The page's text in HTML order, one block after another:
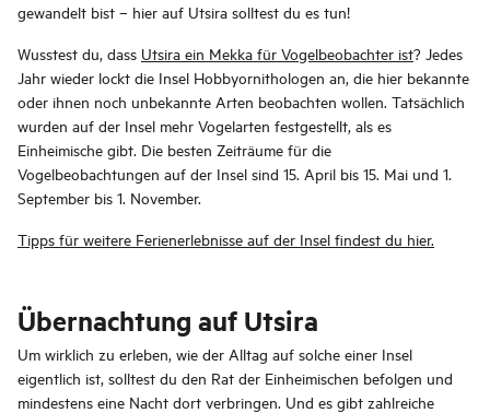
gewandelt bist – hier auf Utsira solltest du es tun!
Wusstest du, dass Utsira ein Mekka für Vogelbeobachter ist? Jedes
Jahr wieder lockt die Insel Hobbyornithologen an, die hier bekannte
oder ihnen noch unbekannte Arten beobachten wollen. Tatsächlich
wurden auf der Insel mehr Vogelarten festgestellt, als es
Einheimische gibt. Die besten Zeiträume für die
Vogelbeobachtungen auf der Insel sind 15. April bis 15. Mai und 1.
September bis 1. November.
Tipps für weitere Ferienerlebnisse auf der Insel findest du hier.
Übernachtung auf Utsira
Um wirklich zu erleben, wie der Alltag auf solche einer Insel
eigentlich ist, solltest du den Rat der Einheimischen befolgen und
mindestens eine Nacht dort verbringen. Und es gibt zahlreiche